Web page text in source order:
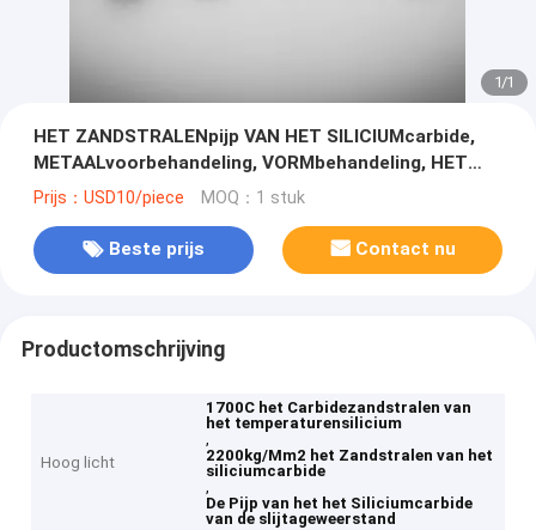
1/1
HET ZANDSTRALENpijp VAN HET SILICIUMcarbide,
METAALvoorbehandeling, VORMbehandeling, HET
VERSTERKEN, ROESTverwijdering, LICHTE
Prijs：USD10/piece MOQ：1 stuk
Beste prijs Contact nu
Productomschrijving
Hoog licht
1700C het Carbidezandstralen van
het temperaturensilicium
,
2200kg/Mm2 het Zandstralen van het
siliciumcarbide
,
De Pijp van het het Siliciumcarbide
van de slijtageweerstand